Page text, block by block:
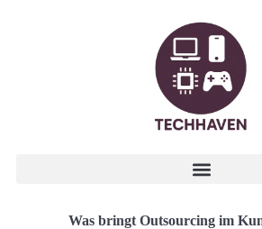
Was bringt Outsourcing im